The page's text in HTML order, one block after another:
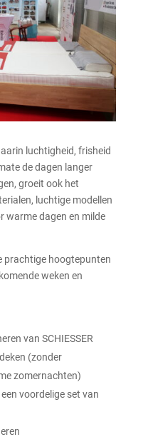
luchtigheid, frisheid
de dagen langer
groeit ook het
luchtige modellen
warme dagen en milde
prachtige hoogtepunten
weken en
van SCHIESSER
(zonder
zomernachten)
voordelige set van